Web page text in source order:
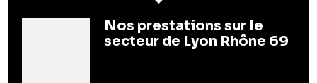
Nos prestations sur le
secteur de Lyon Rhône 69